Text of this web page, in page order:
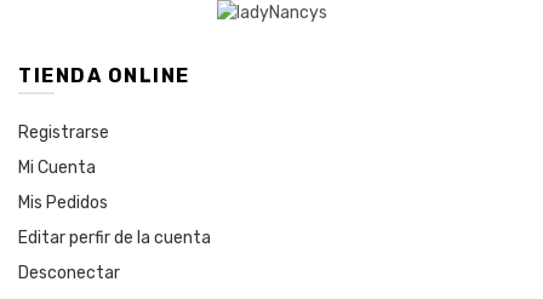
TIENDA ONLINE
Registrarse
Mi Cuenta
Mis Pedidos
Editar perfir de la cuenta
Desconectar